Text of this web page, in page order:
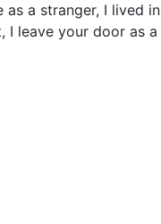
as a stranger, I lived in
I leave your door as a